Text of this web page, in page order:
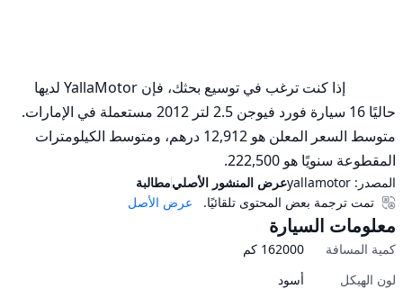
المقطوعة سنويًا هو 222,500.
المصدر: yallamotorعرض المنشور الأصليمطالبة
عرض الأصل
تمت ترجمة بعض المحتوى تلقائيًا.
معلومات السيارة
كمية المسافة 162000 كم
لون الهيكل
أسود